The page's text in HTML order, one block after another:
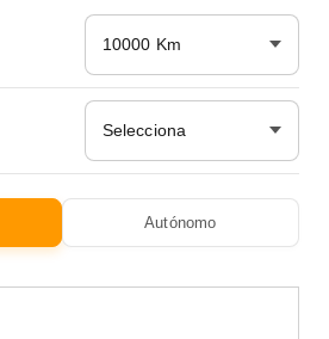
10000 Km
Selecciona
Autónomo